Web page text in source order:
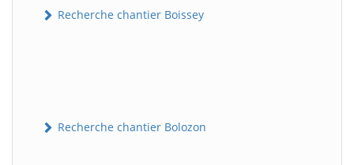
Recherche chantier Boissey
Recherche chantier Bolozon